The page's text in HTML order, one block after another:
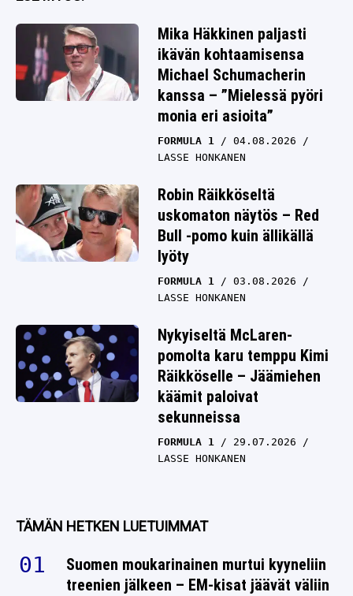
Mika Häkkinen paljasti
ikävän kohtaamisensa
Michael Schumacherin
kanssa – ”Mielessä pyöri
monia eri asioita”
FORMULA 1
04.08.2026
LASSE HONKANEN
Robin Räikköseltä
uskomaton näytös – Red
Bull -pomo kuin ällikällä
lyöty
FORMULA 1
03.08.2026
LASSE HONKANEN
Nykyiseltä McLaren-
pomolta karu temppu Kimi
Räikköselle – Jäämiehen
käämit paloivat
sekunneissa
FORMULA 1
29.07.2026
LASSE HONKANEN
TÄMÄN HETKEN LUETUIMMAT
Suomen moukarinainen murtui kyyneliin
treenien jälkeen – EM-kisat jäävät väliin